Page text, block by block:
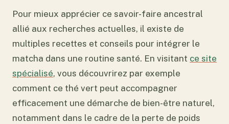
Pour mieux apprécier ce savoir-faire ancestral
allié aux recherches actuelles, il existe de
multiples recettes et conseils pour intégrer le
matcha dans une routine santé. En visitant ce site
spécialisé, vous découvrirez par exemple
comment ce thé vert peut accompagner
efficacement une démarche de bien-être naturel,
notamment dans le cadre de la perte de poids